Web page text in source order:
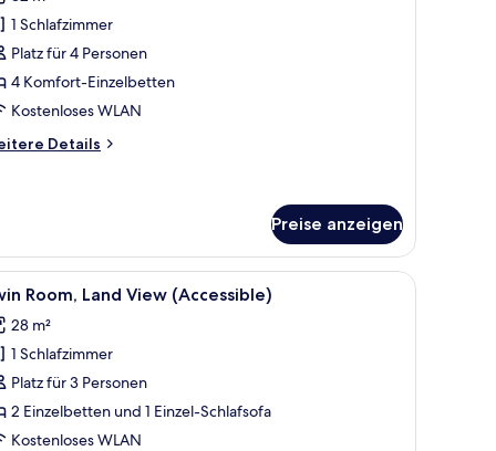
1 Schlafzimmer
Platz für 4 Personen
4 Komfort-Einzelbetten
Kostenloses WLAN
Details
Preise anzeigen
einer kleinen Bank, einem Schreibtisch mit Fernseher und einem Spiegel.
Ein Schlafzimmer mit einem großen Bett,
6 Room, Land View (Accessible)
28 m²
1 Schlafzimmer
Platz für 3 Personen
2 Einzelbetten und 1 Einzel-Schlafsofa
Kostenloses WLAN